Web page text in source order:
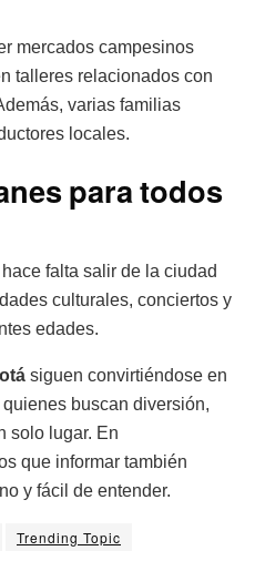
mercados campesinos
talleres relacionados con
varias familias
locales.
para todos
falta salir de la ciudad
culturales, conciertos y
edades.
siguen convirtiéndose en
buscan diversión,
solo lugar. En
que informar también
y fácil de entender.
Trending Topic